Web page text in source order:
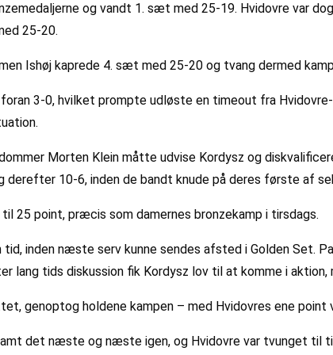
og vandt 1. sæt med 25-19. Hvidovre var
25-20.
Ishøj kaprede 4. sæt med 25-20 og tvang dermed
foran 3-0, hvilket prompte udløste en timeout fra
Morten Klein måtte udvise Kordysz og
derefter 10-6, inden de bandt knude på deres første af
25 point, præcis som damernes bronzekamp i tirsdags.
inden næste serv kunne sendes afsted i Golden Set.
lang tids diskussion fik Kordysz lov til at komme i
genoptog holdene kampen – med Hvidovres ene point
det næste og næste igen, og Hvidovre var tvunget til